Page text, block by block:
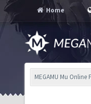
Home
MEGAMU Mu Online